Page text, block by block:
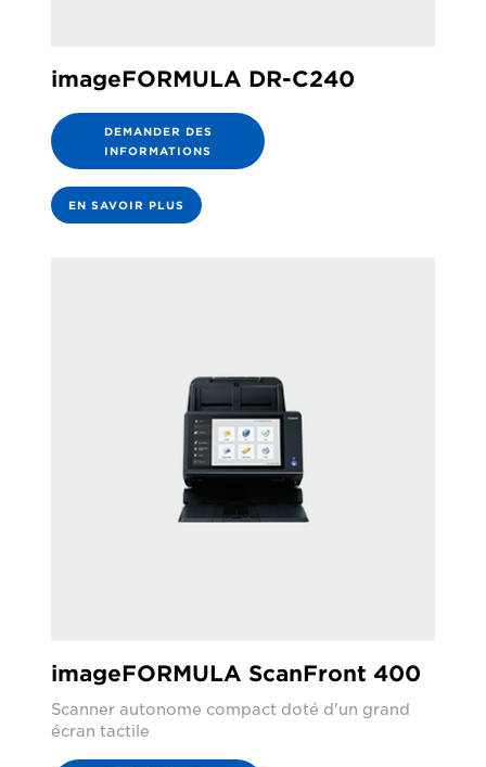
imageFORMULA DR-C240
DEMANDER DES
INFORMATIONS
EN SAVOIR PLUS
imageFORMULA ScanFront 400
Scanner autonome compact doté d'un grand
écran tactile